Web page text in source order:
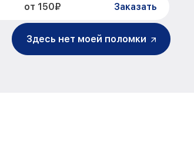
от 150₽ Заказать
Здесь нет моей поломки